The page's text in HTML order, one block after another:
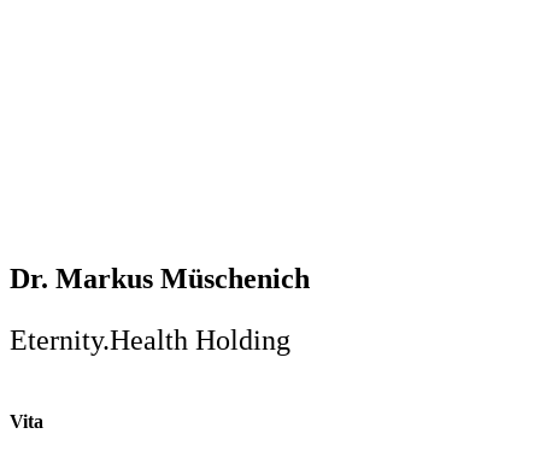
Dr. Markus Müschenich
Eternity.Health Holding
Vita